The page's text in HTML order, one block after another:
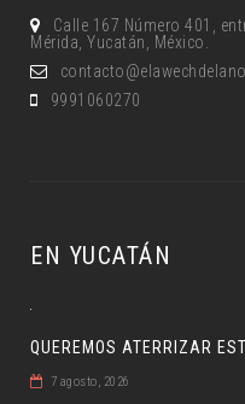
Calle 167 Número 401,
Mérida, Yucatán, México.
9991060270
EN YUCATÁN
QUEREMOS ATERRIZAR
7 agosto, 2026